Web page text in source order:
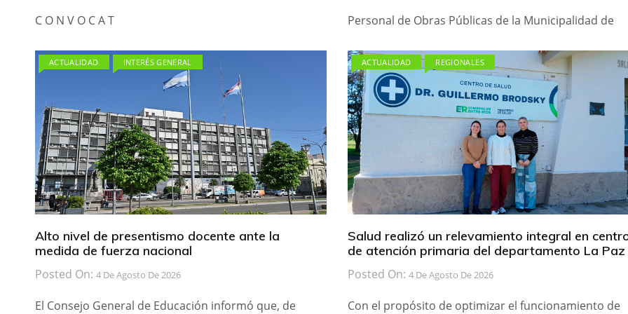
C O N V O C A T Personal de Obras Públicas de la Municipalidad de
ACTUALIDAD INTERÉS GENERAL
Alto nivel de presentismo docente ante la
medida de fuerza nacional
Posted On: 4 De Agosto De 2026
El Consejo General de Educación informó que, de
ACTUALIDAD REGIONALES
Salud realizó un relevamiento integral en
de atención primaria del departamento La Paz
Posted On: 4 De Agosto De 2026
Con el propósito de optimizar el funcionamiento de